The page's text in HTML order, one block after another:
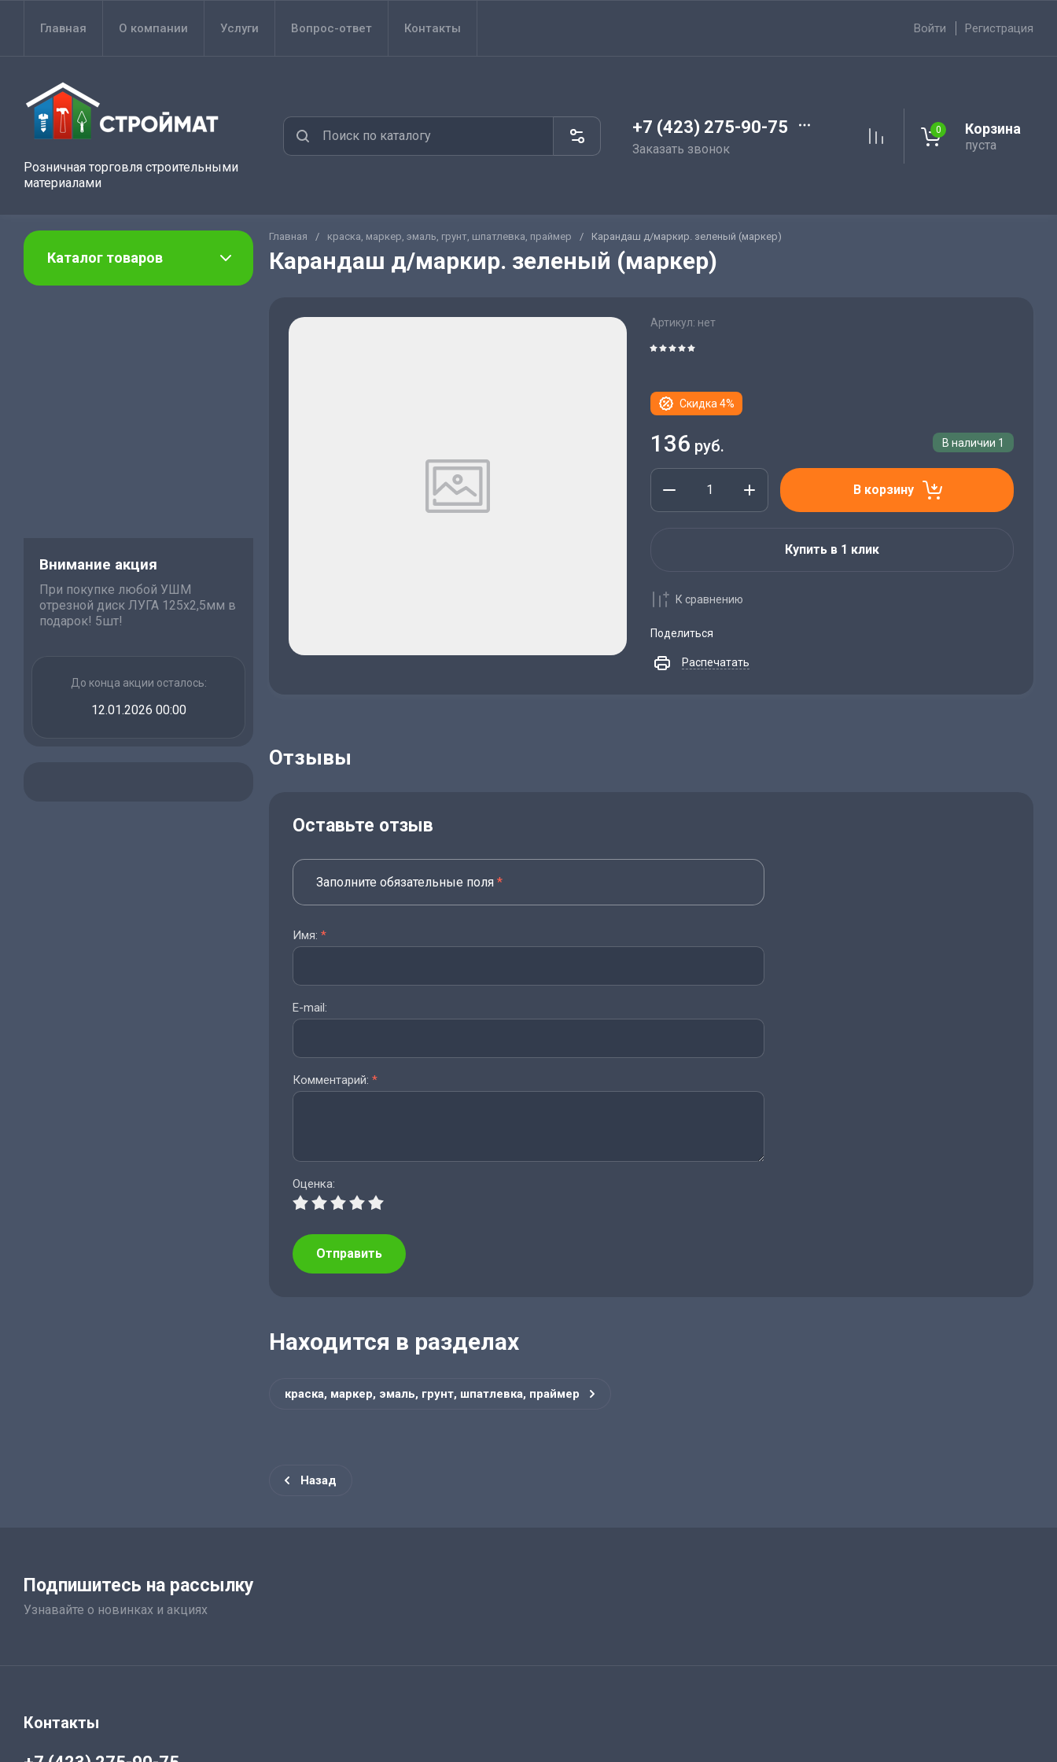
Главная О компании Услуги Вопрос-ответ Контакты Войти Регистрация
Розничная торговля строительными
материалами
+7 (423) 275-90-75
Заказать звонок
0 Корзина
пуста
Каталог товаров
Внимание акция
При покупке любой УШМ
отрезной диск ЛУГА 125х2,5мм в
подарок! 5шт!
До конца акции осталось:
12.01.2026 00:00
Главная / краска, маркер, эмаль, грунт, шпатлевка, праймер / Карандаш д/маркир. зеленый (маркер)
Карандаш д/маркир. зеленый (маркер)
Артикул: нет
Скидка 4%
В наличии 1
136 руб.
В корзину
Купить в 1 клик
К сравнению
Поделиться
Распечатать
Отзывы
Оставьте отзыв
Заполните обязательные поля *
Имя: *
E-mail:
Комментарий: *
Оценка:
Отправить
Находится в разделах
краска, маркер, эмаль, грунт, шпатлевка, праймер
Назад
Подпишитесь на рассылку
Узнавайте о новинках и акциях
Контакты